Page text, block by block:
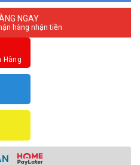
NGAY
hàng nhận tiền
Hàng